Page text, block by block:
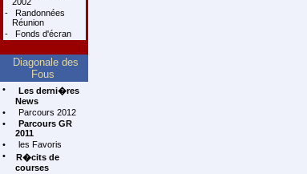
-
Randonnées
Réunion
-
Fonds d'écran
Diagonale des
Fous
•
Les derni�res
News
•
Parcours 2012
•
Parcours GR
2011
•
les Favoris
•
R�cits de
courses